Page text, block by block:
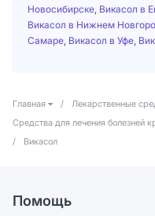
Новосибирске Викасол в
Викасол в Нижнем
Самаре Викасол в Уфе
Главная / Лекарственные
Средства для лечения болезней
/
Викасол
Помощь